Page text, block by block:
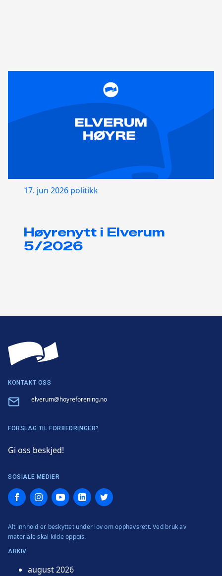
17. jun 2026 politikk
Høyrenytt i Elverum
5/2026
KONTAKT OSS
Email elverum@hoyreforening.no
FORSLAG TIL FORBEDRINGER?
Gi oss beskjed!
SOSIALE MEDIER
FacebookInstagramYouTubeLinkedInTwitter
Alt innhold er beskyttet under lov om opphavsrett. Ved bruk av
materiale skal kilde oppgis.
ARKIV
august 2026